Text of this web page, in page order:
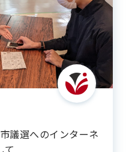
議選へのインターネ